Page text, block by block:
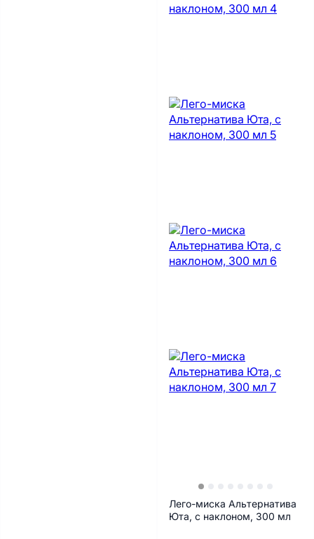
Лего-миска Альтернатива
Юта, с наклоном, 300 мл